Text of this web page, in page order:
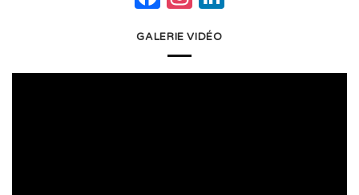
GALERIE VIDÉO